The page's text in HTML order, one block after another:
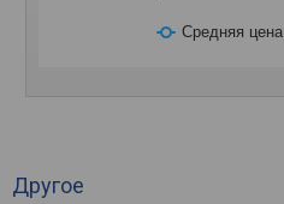
Средняя цена
Другое